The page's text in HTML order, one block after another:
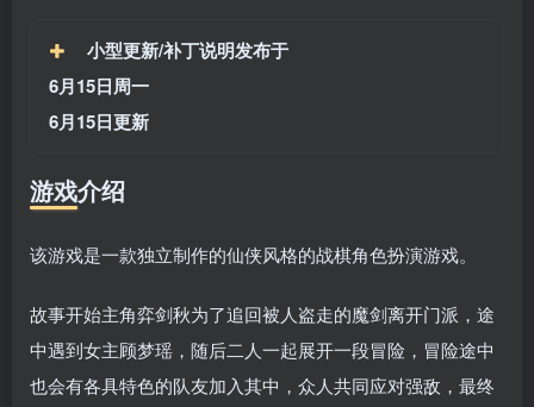
小型更新/补丁说明发布于
6月15日周一
6月15日更新
游戏介绍
该游戏是一款独立制作的仙侠风格的战棋角色扮演游戏。
故事开始主角弈剑秋为了追回被人盗走的魔剑离开门派，途
中遇到女主顾梦瑶，随后二人一起展开一段冒险，冒险途中
也会有各具特色的队友加入其中，众人共同应对强敌，最终